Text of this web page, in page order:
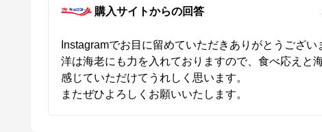
購入サイトからの回答
Instagramでお目に留めていただきありがとうござい
洋は海老にも力を入れておりますので、食べ応えと
感じていただけてうれしく思います。
またぜひよろしくお願いいたします。